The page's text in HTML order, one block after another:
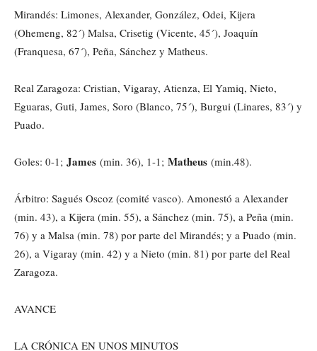
Mirandés: Limones, Alexander, González, Odei, Kijera
(Ohemeng, 82´) Malsa, Crisetig (Vicente, 45´), Joaquín
(Franquesa, 67´), Peña, Sánchez y Matheus.
Real Zaragoza: Cristian, Vigaray, Atienza, El Yamiq, Nieto,
Eguaras, Guti, James, Soro (Blanco, 75´), Burgui (Linares, 83´) y
Puado.
Goles: 0-1; James (min. 36), 1-1; Matheus (min.48).
Árbitro: Sagués Oscoz (comité vasco). Amonestó a Alexander
(min. 43), a Kijera (min. 55), a Sánchez (min. 75), a Peña (min.
76) y a Malsa (min. 78) por parte del Mirandés; y a Puado (min.
26), a Vigaray (min. 42) y a Nieto (min. 81) por parte del Real
Zaragoza.
AVANCE
LA CRÓNICA EN UNOS MINUTOS